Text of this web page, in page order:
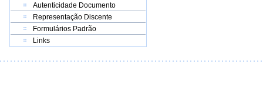
Autenticidade Documento
Representação Discente
Formulários Padrão
Links